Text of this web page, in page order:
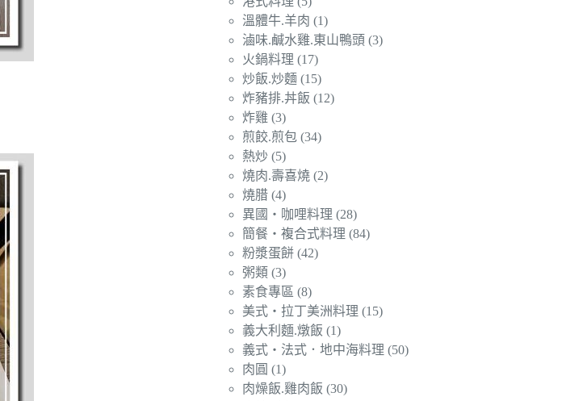
溫體牛.羊肉 (1)
滷味.鹹水雞.東山鴨頭 (3)
火鍋料理 (17)
炒飯.炒麵 (15)
炸豬排.丼飯 (12)
炸雞 (3)
煎餃.煎包 (34)
熱炒 (5)
燒肉.壽喜燒 (2)
燒腊 (4)
異國‧咖哩料理 (28)
簡餐‧複合式料理 (84)
粉漿蛋餅 (42)
粥類 (3)
素食專區 (8)
美式‧拉丁美洲料理 (15)
義大利麵.燉飯 (1)
義式‧法式．地中海料理 (50)
肉圓 (1)
肉燥飯.雞肉飯 (30)